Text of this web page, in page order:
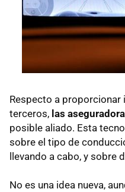
Respecto a
terceros, las
posible aliado. Esta
sobre el tipo de
llevando a cabo, y sobre
No es una idea nueva,